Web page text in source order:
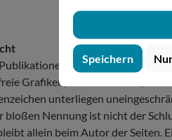
die Urheberrechte
Grafiken, Tondokumente,
unterliegen
bloßen Nennung ist nicht der
allein beim Autor der Seiten.
Speichern